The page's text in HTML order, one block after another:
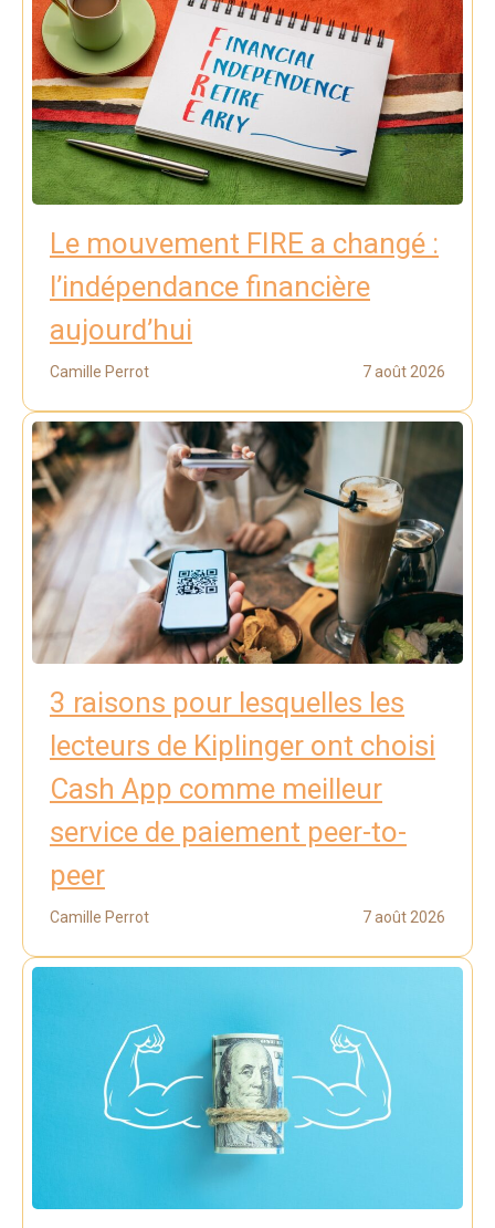
Le mouvement FIRE a changé :
l’indépendance financière
aujourd’hui
Camille Perrot 7 août 2026
3 raisons pour lesquelles les
lecteurs de Kiplinger ont choisi
Cash App comme meilleur
service de paiement peer-to-
peer
Camille Perrot 7 août 2026